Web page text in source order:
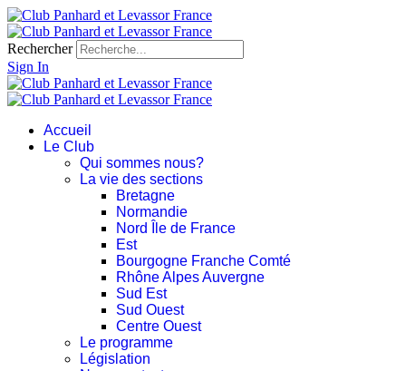
Rechercher
Sign In
Accueil
Le Club
Qui sommes nous?
La vie des sections
Bretagne
Normandie
Nord Île de France
Est
Bourgogne Franche Comté
Rhône Alpes Auvergne
Sud Est
Sud Ouest
Centre Ouest
Le programme
Législation